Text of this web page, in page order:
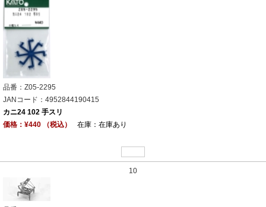
品番：Z05-2295
JANコード：4952844190415
カニ24 102 手スリ
価格：¥440 （税込）
在庫：在庫あり
10